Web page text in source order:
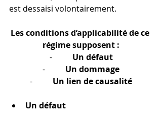
est dessaisi volontairement.
Les conditions d’applicabilité de ce
régime supposent :
- Un défaut
- Un dommage
- Un lien de causalité
Un défaut